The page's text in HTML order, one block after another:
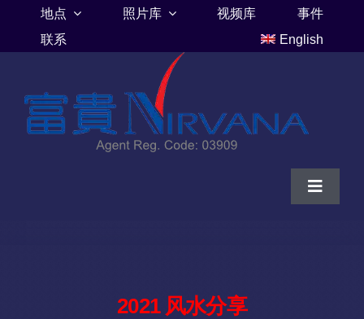
content
地点 照片库 视频库
事件
联系
English
Toggle
2021 风水分享